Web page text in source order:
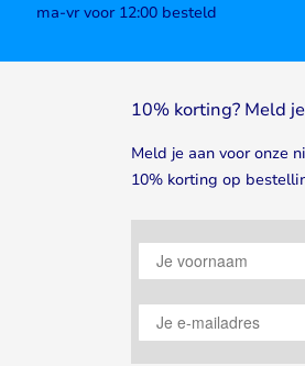
ma-vr voor 12:00 besteld
10% korting? Meld
Meld je aan voor onze
10% korting op
Je voornaam
Je e-mailadres